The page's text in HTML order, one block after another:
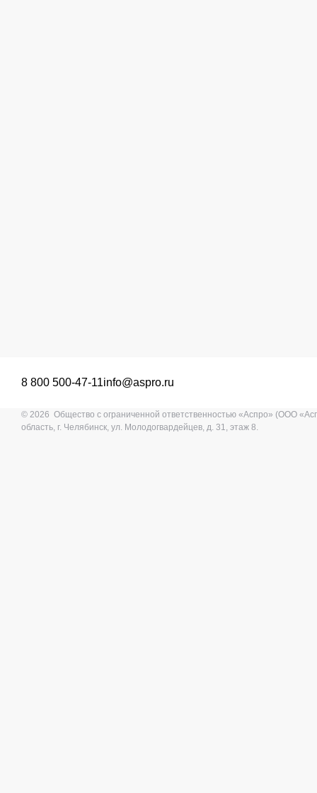
8 800 500-47-11info@aspro.ru
© 2026 Общество с ограниченной ответственностью «Аспро» (ООО
область, г. Челябинск, ул. Молодогвардейцев, д. 31, этаж 8.